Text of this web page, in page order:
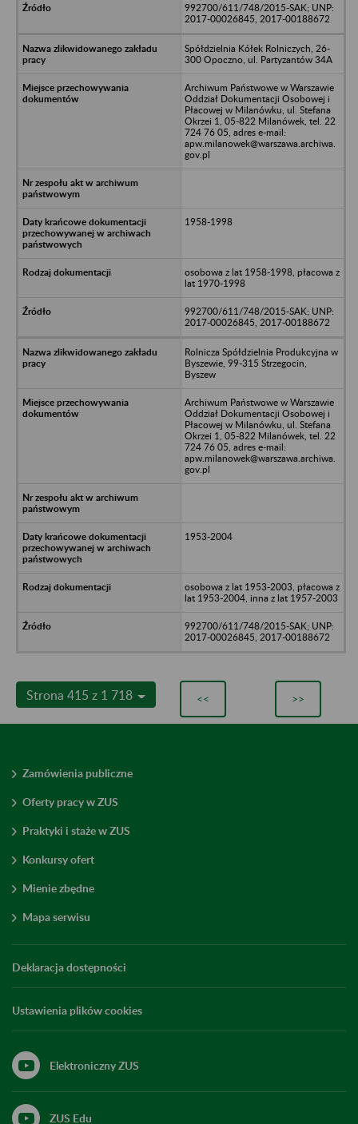
992700/611/748/2015-SAK; UNP:
2017-00026845, 2017-00188672
Spółdzielnia Kółek Rolniczych, 26-
300 Opoczno, ul. Partyzantów 34A
Archiwum Państwowe w Warszawie
Oddział Dokumentacji Osobowej i
Płacowej w Milanówku, ul. Stefana
Okrzei 1, 05-822 Milanówek, tel. 22
724 76 05, adres e-mail:
apw.milanowek@warszawa.archiwa.
gov.pl
1958-1998
osobowa z lat 1958-1998, płacowa z
lat 1970-1998
992700/611/748/2015-SAK; UNP:
2017-00026845, 2017-00188672
Rolnicza Spółdzielnia Produkcyjna w
Byszewie, 99-315 Strzegocin,
Byszew
Archiwum Państwowe w Warszawie
Oddział Dokumentacji Osobowej i
Płacowej w Milanówku, ul. Stefana
Okrzei 1, 05-822 Milanówek, tel. 22
724 76 05, adres e-mail:
apw.milanowek@warszawa.archiwa.
gov.pl
1953-2004
osobowa z lat 1953-2003, płacowa z
lat 1953-2004, inna z lat 1957-2003
992700/611/748/2015-SAK; UNP:
2017-00026845, 2017-00188672
Strona 415 z 1 718 << >>
Zamówienia publiczne
Oferty pracy w ZUS
Praktyki i staże w ZUS
Konkursy ofert
Mienie zbędne
Mapa serwisu
Deklaracja dostępności
Ustawienia plików cookies
Elektroniczny ZUS
ZUS Edu